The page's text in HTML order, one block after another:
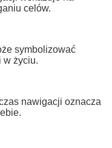
celów.
symbolizować
w życiu.
nawigacji oznacza